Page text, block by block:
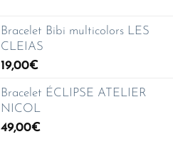
prix :
Bracelet Bibi multicolors LES
CLEIAS
19,00€
Bracelet ÉCLIPSE ATELIER
NICOL
49,00€